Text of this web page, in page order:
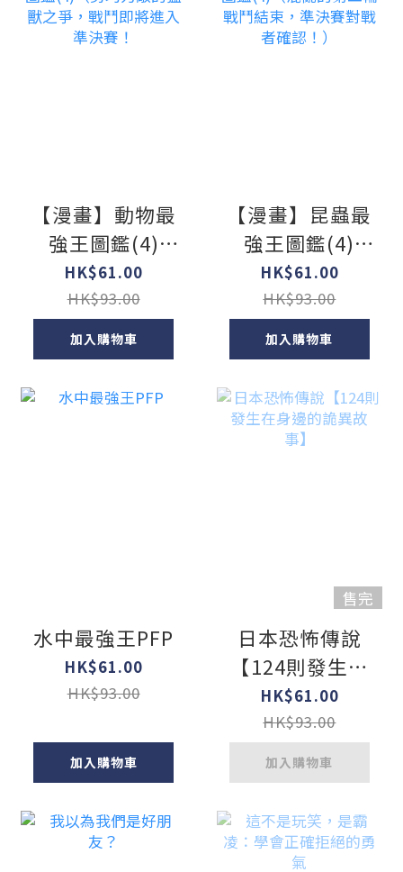
【漫畫】動物最
強王圖鑑(4)
（勢均力敵的猛
獸之爭，戰鬥即
將進入準決賽！
HK$61.00
HK$93.00
加入購物車
【漫畫】昆蟲最
強王圖鑑(4)
（混亂的第二輪
戰鬥結束，準決
賽對戰者確
認！）
HK$61.00
HK$93.00
加入購物車
水中最強王PFP
HK$61.00
HK$93.00
加入購物車
售完
日本恐怖傳說
【124則發生在
身邊的詭異故
事】
HK$61.00
HK$93.00
加入購物車